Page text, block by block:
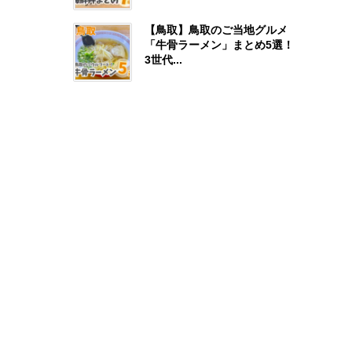
【鳥取】鳥取のご当地グルメ
「牛骨ラーメン」まとめ5選！
3世代...